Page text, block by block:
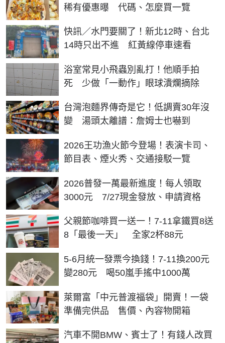
稀有優惠曝 代碼、怎麼買一覽
快訊／水門要關了！新北12時、台北
14時只出不進 紅黃線停車速看
浴室常見小飛蟲別亂打！他順手拍
死 少做「一動作」眼球潰爛摘除
台灣泡麵界傳奇是它！低調賣30年沒
變 湯頭太離譜：詹姆士也嚇到
2026王功漁火節今登場！表演卡司、
節目表、煙火秀、交通接駁一覽
2026普發一萬最新進度！每人領取
3000元 7/27現金發放、申請資格
父親節咖啡買一送一！7-11拿鐵買8送
8「最後一天」 全家2杯88元
5-6月統一發票今換錢！7-11換200元
變280元 喝50嵐手搖中1000萬
萊爾富「中元普渡福袋」開賣！一袋
準備完供品 售價、內容物開箱
汽車不開BMW、賓士了！有錢人改買